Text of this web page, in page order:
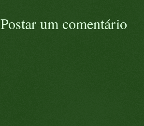
Postar um comentário